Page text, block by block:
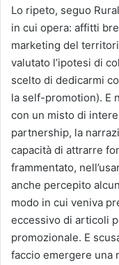
Lo ripeto, seguo
in cui opera: affitti
marketing del
valutato l’ipotesi di
scelto di dedicarmi
la self-promotion). E
con un misto di
partnership, la
capacità di attrarre
frammentato,
anche percepito
modo in cui veniva
eccessivo di articoli
promozionale. E
faccio emergere una